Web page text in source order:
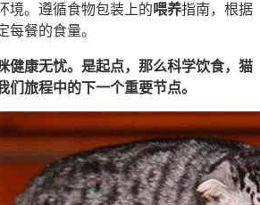
境。遵循食物包装上的喂养指南，根据
每餐的食量。
健康无忧。是起点，那么科学饮食，猫
们旅程中的下一个重要节点。